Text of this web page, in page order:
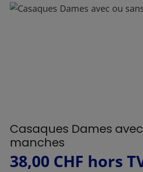
Ignorer la galerie d'images
Casaques Dames
manches
38,00 CHF hors